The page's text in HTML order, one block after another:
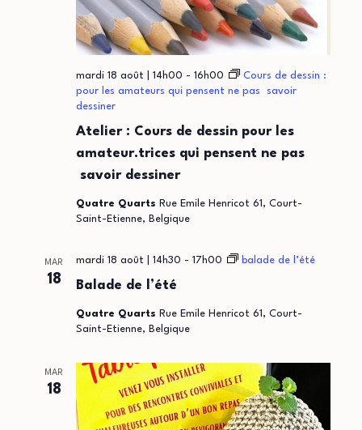
Atelier : Cours de dessin pour les
amateur.trices qui pensent ne pas
savoir dessiner
mardi 18 août | 14h00 - 16h00
Cours de dessin :
pour les amateurs qui pensent ne pas savoir
dessiner
Quatre Quarts Rue Emile Henricot 61, Court-
Saint-Etienne, Belgique
MAR
18 Balade de l’été
mardi 18 août | 14h30 - 17h00 balade de l’été
Quatre Quarts Rue Emile Henricot 61, Court-
Saint-Etienne, Belgique
MAR
18